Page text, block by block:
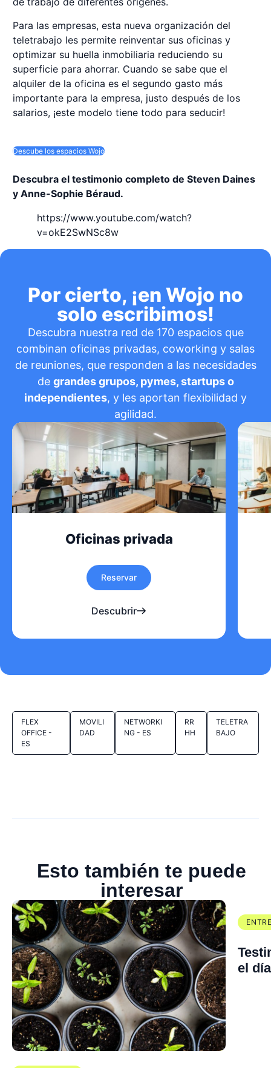
Para las empresas, esta nueva organización del
teletrabajo les permite reinventar sus oficinas y
optimizar su huella inmobiliaria reduciendo su
superficie para ahorrar. Cuando se sabe que el
alquiler de la oficina es el segundo gasto más
importante para la empresa, justo después de los
salarios, ¡este modelo tiene todo para seducir!
Descube los espacios Wojo
Descubra el testimonio completo de Steven Daines
y Anne-Sophie Béraud.
https://www.youtube.com/watch?
v=okE2SwNSc8w
Por cierto, ¡en Wojo no
solo escribimos!
Descubra nuestra red de 170 espacios que
combinan oficinas privadas, coworking y salas
de reuniones, que responden a las necesidades
de grandes grupos, pymes, startups o
independientes, y les aportan flexibilidad y
agilidad.
Oficinas privada
Reservar
Descubrir
FLEX
OFFICE -
ES
MOVILI
DAD
NETWORKI
NG - ES
RR
HH
TELETRA
BAJO
Esto también te puede
interesar
el